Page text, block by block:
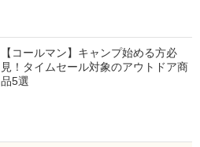
【コールマン】キャンプ始める方必
見！タイムセール対象のアウトドア商
品5選